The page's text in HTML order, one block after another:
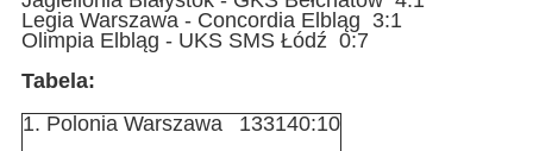
Legia Warszawa - Concordia Elbląg 3:1
Olimpia Elbląg - UKS SMS Łódź 0:7
Tabela:
1. Polonia Warszawa 133140:10